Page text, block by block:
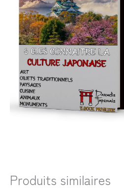
Produits similaires